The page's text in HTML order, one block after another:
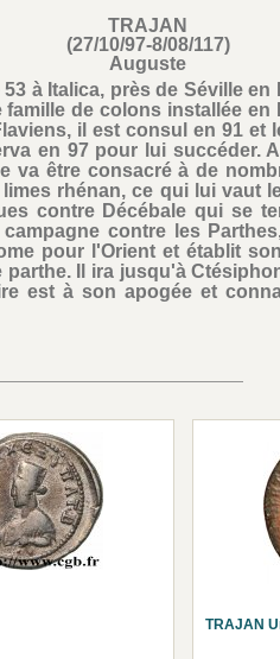
TRAJAN
(27/10/97-8/08/117)
Auguste
à Italica, près de Séville
famille de colons installée
il est consul en 91 et
en 97 pour lui succéder.
va être consacré à de
rhénan, ce qui lui vaut
contre Décébale qui se
campagne contre les
pour l'Orient et établit
Il ira jusqu'à
est à son apogée et
TRAJAN